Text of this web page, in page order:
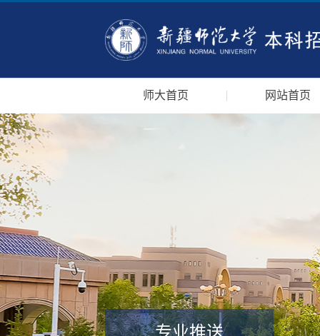
师大首页 网站首页